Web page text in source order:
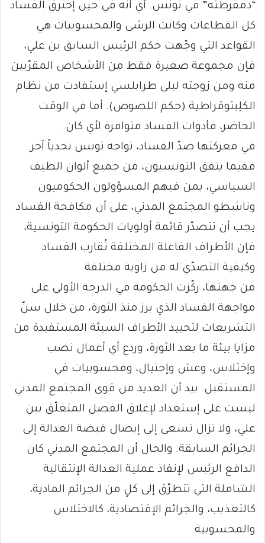
“دمقرطته” في تونس. أي أنه في حين إخترق الفساد
كل القطاعات وكانت الرشى والمحسوبيات هي
القواعد التي وجّهت حكم الرئيس السابق بن علي،
فإن مجموعة صغيرة فقط من الأشخاص المقرّبين
منه ومن زوجته ليلى طرابلسي إستفادت من نظام
الكلِبتوقراطية (حكم اللصوص). أما في الوقت
الحاضر، فأدوات الفساد متوافرة لأي كان.
في معركتها ضدّ الفساد، تواجه تونس تحدياً آخر.
ففيما يتفق التونسيون، من جميع ألوان الطيف
السياسي، بمن فيهم المسؤولون الحكوميون
وناشطو المجتمع المدني، على أن مكافحة الفساد
يجب أن تتصدّر قائمة أولويات الحكومة التونسية،
فإن الأطراف الفاعلة المختلفة تُقارب الفساد
وكيفية التصدّي له من زاوية مختلفة.
من جهتها، ركّزت الحكومة في الدرجة الأولى على
مواجهة الفساد الذي برز منذ الثورة، من خلال سنّ
التشريعات لتحييد الأطراف السيئة المستفيدة من
مزايا بيئة ما بعد الثورة، وردع أي أعمال نصب
وإختلاس، وغش وإحتيال، ومحسوبيات في
المستقبل. بيد أن العديد من قوى المجتمع المدني
ليست على إستعداد لإغلاق الفصل المتعلّق ببن
علي، ولا تزال تسعى إلى إيصال قبضة العدالة إلى
الجرائم السابقة. والحال أن المجتمع المدني كان
الدافع الرئيس لإنفاذ عملية العدالة الإنتقالية
الشاملة التي تتطرّق إلى كلٍ من الجرائم المادية،
كالتعذيب، والجرائم الإقتصادية، كالاختلاس
والمحسوبية.